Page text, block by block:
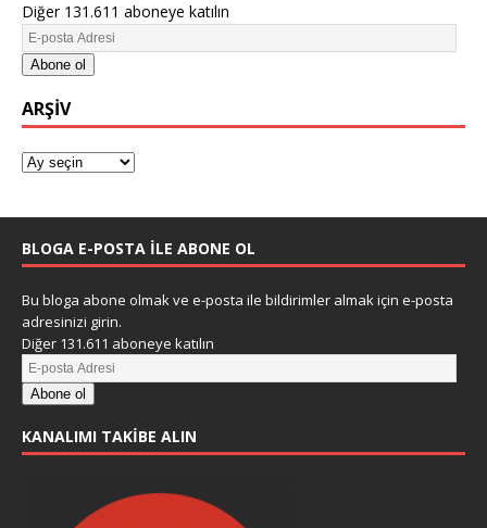
Diğer 131.611 aboneye katılın
Abone ol
ARŞIV
BLOGA E-POSTA ILE ABONE OL
Bu bloga abone olmak ve e-posta ile bildirimler almak için e-posta
adresinizi girin.
Diğer 131.611 aboneye katılın
Abone ol
KANALIMI TAKIBE ALIN